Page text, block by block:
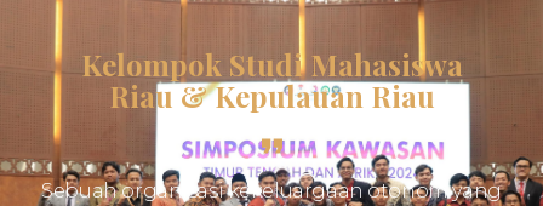
Kelompok Studi Mahasiswa
Riau & Kepulauan Riau
Sebuah organisasi kekeluargaan otonom yang